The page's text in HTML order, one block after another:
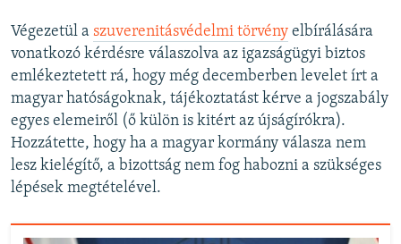
Végezetül a szuverenitásvédelmi törvény elbírálására
vonatkozó kérdésre válaszolva az igazságügyi biztos
emlékeztetett rá, hogy még decemberben levelet írt a
magyar hatóságoknak, tájékoztatást kérve a jogszabály
egyes elemeiről (ő külön is kitért az újságírókra).
Hozzátette, hogy ha a magyar kormány válasza nem
lesz kielégítő, a bizottság nem fog habozni a szükséges
lépések megtételével.